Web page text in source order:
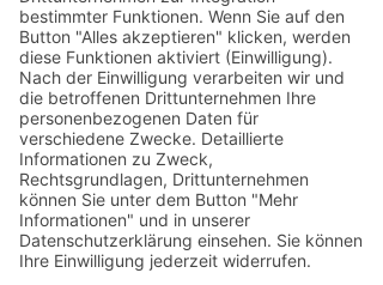
src="https://app.eu.usercentrics.eu/browser-ui/latest/loader.js">
LOADING COOKIE DECLARATION